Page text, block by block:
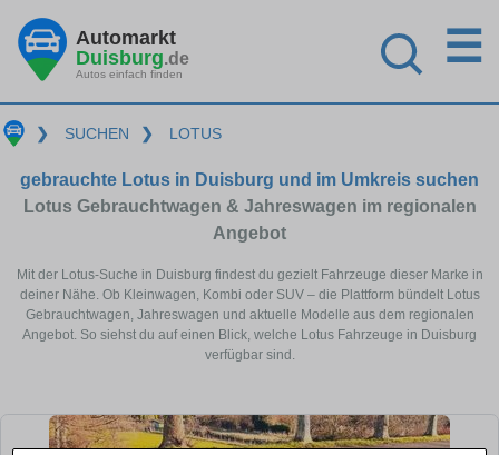
Automarkt
Duisburg.de
Autos einfach finden
☰
❯ SUCHEN ❯ LOTUS
gebrauchte Lotus in Duisburg und im Umkreis suchen
Lotus Gebrauchtwagen & Jahreswagen im regionalen
Angebot
Mit der Lotus-Suche in Duisburg findest du gezielt Fahrzeuge dieser Marke in
deiner Nähe. Ob Kleinwagen, Kombi oder SUV – die Plattform bündelt Lotus
Gebrauchtwagen, Jahreswagen und aktuelle Modelle aus dem regionalen
Angebot. So siehst du auf einen Blick, welche Lotus Fahrzeuge in Duisburg
verfügbar sind.